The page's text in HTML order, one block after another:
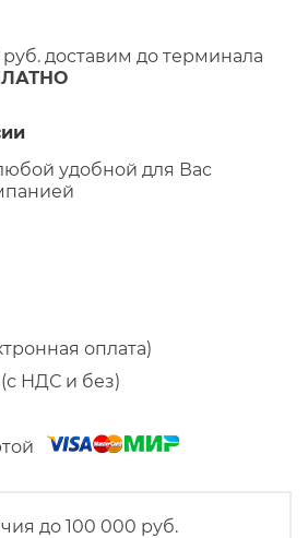
доставим до терминала
удобной для Вас
оплата)
НДС и без)
до 100 000 руб.